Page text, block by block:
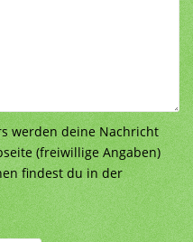
werden deine Nachricht
(freiwillige Angaben)
findest du in der